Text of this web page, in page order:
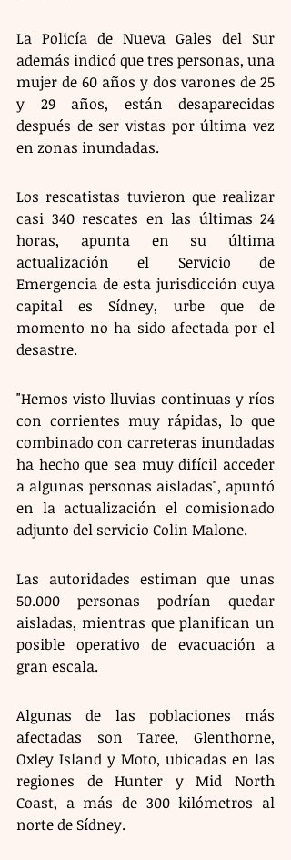
La Policía de Nueva Gales del Sur
además indicó que tres personas, una
mujer de 60 años y dos varones de 25
y 29 años, están desaparecidas
después de ser vistas por última vez
en zonas inundadas.
Los rescatistas tuvieron que realizar
casi 340 rescates en las últimas 24
horas, apunta en su última
actualización el Servicio de
Emergencia de esta jurisdicción cuya
capital es Sídney, urbe que de
momento no ha sido afectada por el
desastre.
"Hemos visto lluvias continuas y ríos
con corrientes muy rápidas, lo que
combinado con carreteras inundadas
ha hecho que sea muy difícil acceder
a algunas personas aisladas", apuntó
en la actualización el comisionado
adjunto del servicio Colin Malone.
Las autoridades estiman que unas
50.000 personas podrían quedar
aisladas, mientras que planifican un
posible operativo de evacuación a
gran escala.
Algunas de las poblaciones más
afectadas son Taree, Glenthorne,
Oxley Island y Moto, ubicadas en las
regiones de Hunter y Mid North
Coast, a más de 300 kilómetros al
norte de Sídney.